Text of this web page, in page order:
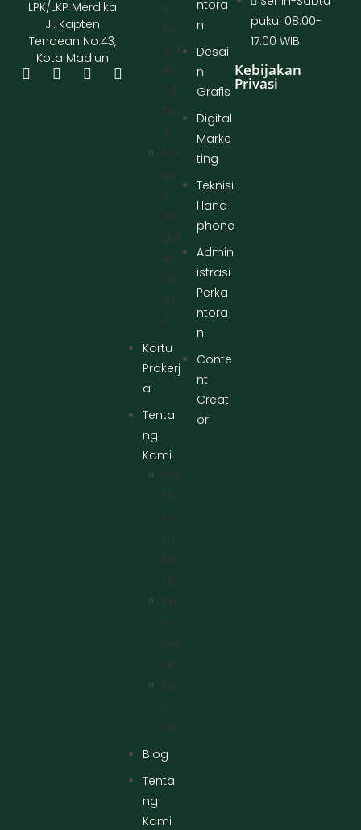
LPK/LKP Merdika
Jl. Kapten
Tendean No.43,
Kota Madiun
ntora
n
Desai
n
Grafis
Digital
Marke
ting
Teknisi
Hand
phone
Admin
istrasi
Perka
ntora
n
Conte
nt
Creat
or
S
Re
Gul
Er
Of
Flin
E
Kur
Su
S
Re
Gul
Er
On
Lin
E
Kartu
Prakerj
a
Tenta
ng
Kami
Pro
Fil
Le
M
Ba
Ga
Ke
Mi
Tra
An
Ko
Nt
Ak
Blog
Tenta
ng
Kami
pukul 08:00-
17:00 WIB
Kebijakan
Privasi